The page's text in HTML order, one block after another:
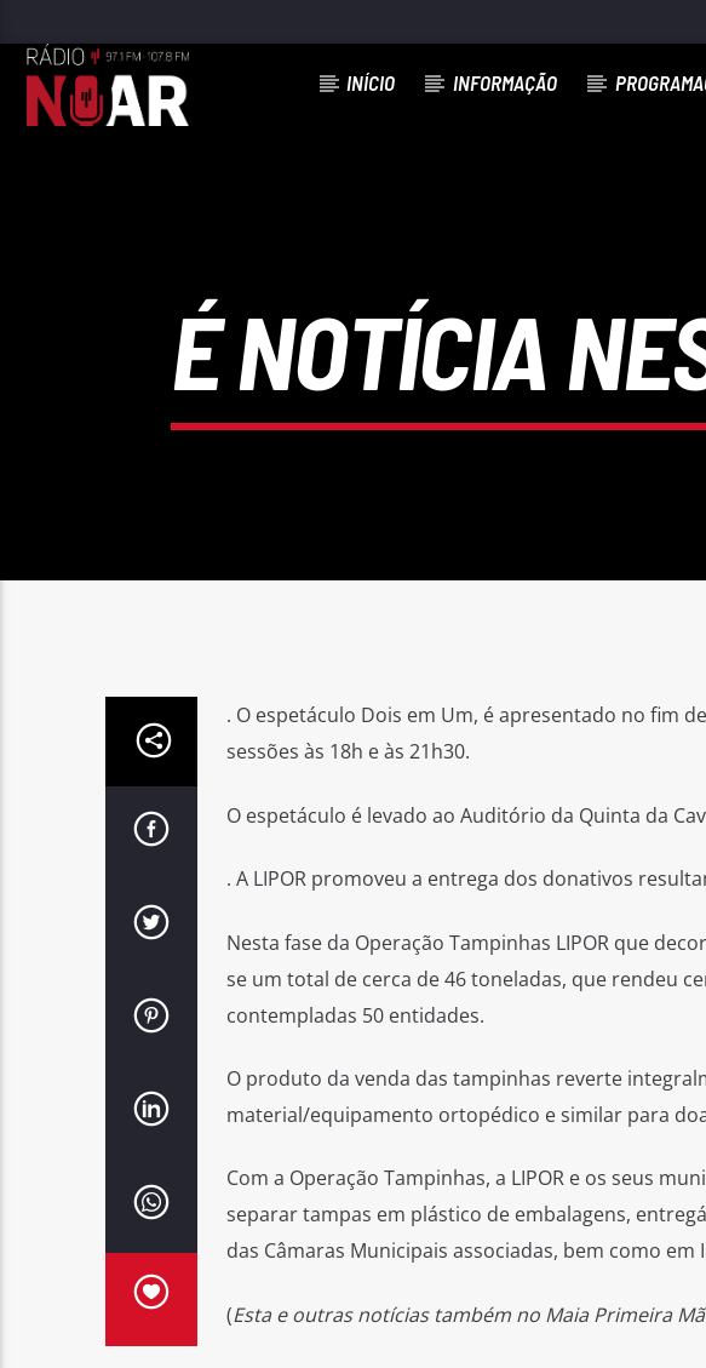
INÍCIO INFORMAÇÃO
É NOTÍCIA
. O espetáculo Dois em Um, é apresentado no fim
sessões às 18h e às 21h30.
O espetáculo é levado ao Auditório da Quinta da
. A LIPOR promoveu a entrega dos donativos
Nesta fase da Operação Tampinhas LIPOR que
se um total de cerca de 46 toneladas, que rendeu
contempladas 50 entidades.
O produto da venda das tampinhas reverte
material/equipamento ortopédico e similar para
Com a Operação Tampinhas, a LIPOR e os seus
separar tampas em plástico de embalagens,
das Câmaras Municipais associadas, bem como
(Esta e outras notícias também no Maia Primeira